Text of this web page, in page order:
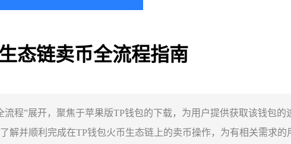
态链卖币全流程指南
流程”展开，聚焦于苹果版TP钱包的下载，为用户提供获取该钱包
解并顺利完成在TP钱包火币生态链上的卖币操作，为有相关需求的